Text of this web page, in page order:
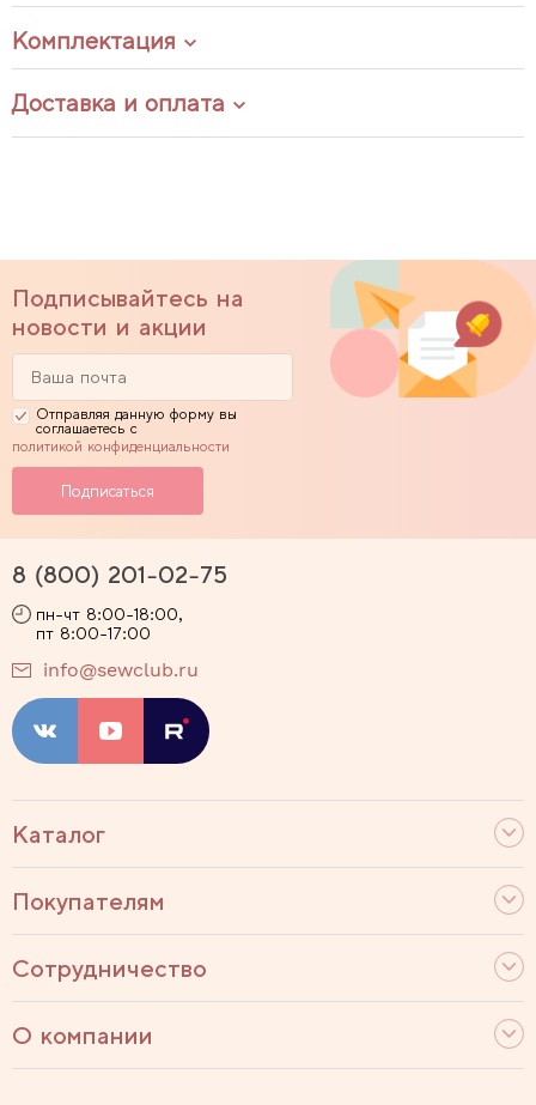
Комплектация
Доставка и оплата
Подписывайтесь на
новости и акции
Отправляя данную форму вы
соглашаетесь с
политикой конфиденциальности
Каталог
Покупателям
Сотрудничество
О компании
8 (800) 201-02-75
пн-чт 8:00-18:00,
пт 8:00-17:00
info@sewclub.ru